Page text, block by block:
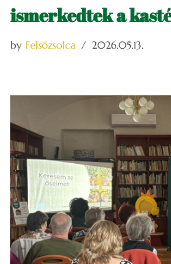
ismerkedtek a
by Felsőzsolca 2026.05.13.